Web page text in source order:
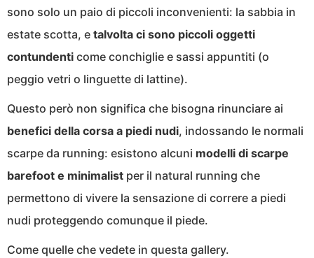
sono solo un paio di piccoli inconvenienti: la sabbia in
estate scotta, e talvolta ci sono piccoli oggetti
contundenti come conchiglie e sassi appuntiti (o
peggio vetri o linguette di lattine).
Questo però non significa che bisogna rinunciare ai
benefici della corsa a piedi nudi, indossando le normali
scarpe da running: esistono alcuni modelli di scarpe
barefoot e minimalist per il natural running che
permettono di vivere la sensazione di correre a piedi
nudi proteggendo comunque il piede.
Come quelle che vedete in questa gallery.